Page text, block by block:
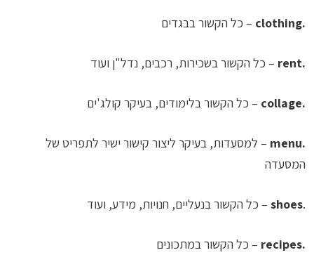
.clothing – כל הקשור בבגדים
.rent – כל הקשור בשכירות, רכבים, נדל"ן ועוד
.collage – כל הקשור בלימודים, בעיקר קולג'ים
.menu
– למסעדות, בעיקר ליצור קישור ישיר לתפריט של
המסעדה
.
shoes – כל הקשור בנעליים, חנויות, מידע, ועוד
.recipes – כל הקשור במתכונים